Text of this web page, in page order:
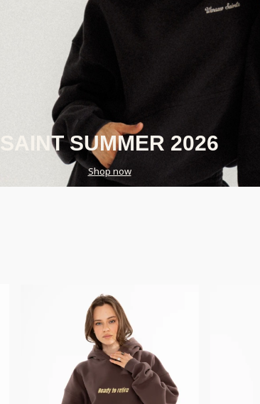
SAINT SUMMER 2026
Shop now